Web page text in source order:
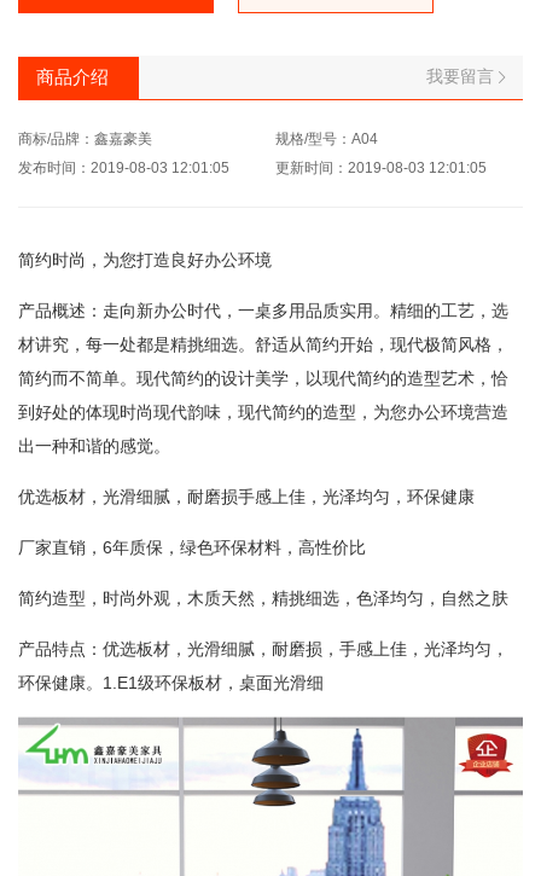
商品介绍 我要留言
商标/品牌：鑫嘉豪美
规格/型号：A04
发布时间：2019-08-03 12:01:05
更新时间：2019-08-03 12:01:05
简约时尚，为您打造良好办公环境
产品概述：走向新办公时代，一桌多用品质实用。精细的工艺，选
材讲究，每一处都是精挑细选。舒适从简约开始，现代极简风格，
简约而不简单。现代简约的设计美学，以现代简约的造型艺术，恰
到好处的体现时尚现代韵味，现代简约的造型，为您办公环境营造
出一种和谐的感觉。
优选板材，光滑细腻，耐磨损手感上佳，光泽均匀，环保健康
厂家直销，6年质保，绿色环保材料，高性价比
简约造型，时尚外观，木质天然，精挑细选，色泽均匀，自然之肤
产品特点：优选板材，光滑细腻，耐磨损，手感上佳，光泽均匀，
环保健康。1.E1级环保板材，桌面光滑细